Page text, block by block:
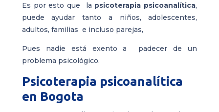
Es por esto que la psicoterapia psicoanalítica,
puede ayudar tanto a niños, adolescentes,
adultos, familias e incluso parejas,
Pues nadie está exento a padecer de un
problema psicológico.
Psicoterapia psicoanalítica
en Bogota